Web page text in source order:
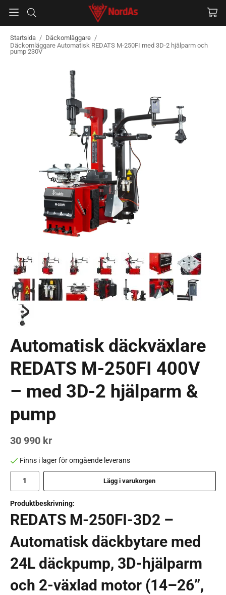
Startsida / Däckomläggare /
Däckomläggare Automatisk REDATS M-250FI med 3D-2 hjälparm och
pump 230V
Automatisk däckväxlare
REDATS M-250FI 400V
– med 3D-2 hjälparm &
pump
30 990 kr
Finns i lager för omgående leverans
Lägg i varukorgen
Produktbeskrivning:
REDATS M-250FI-3D2 –
Automatisk däckbytare med
24L däckpump, 3D-hjälparm
och 2-växlad motor (14–26”,